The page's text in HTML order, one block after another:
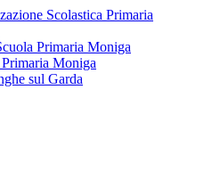
Scolastica Primaria
Primaria Moniga
Moniga
sul Garda